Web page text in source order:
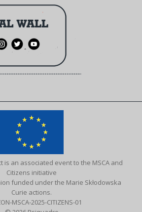
is an associated event to the MSCA and
Citizens initiative
funded under the Marie Skłodowska
Curie actions.
MSCA-2025-CITIZENS-01